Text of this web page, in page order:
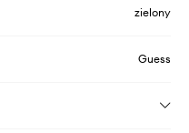
zielony
Guess